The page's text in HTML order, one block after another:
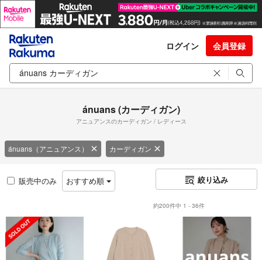
ログイン 会員登録
ánuans (カーディガン)
アニュアンスのカーディガン / レディース
ánuans（アニュアンス） カーディガン
販売中のみ おすすめ順 絞り込み
約200件中 1 - 36件